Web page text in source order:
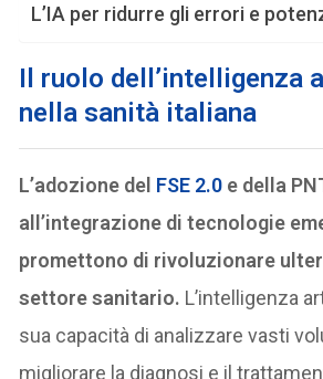
L’IA per ridurre gli errori e
Il ruolo dell’intelligenza
nella sanità italiana
L’adozione del FSE 2.0 e della
all’integrazione di tecnologie
promettono di rivoluzionare
settore sanitario. L’intelligenza
sua capacità di analizzare vasti
migliorare la diagnosi e il